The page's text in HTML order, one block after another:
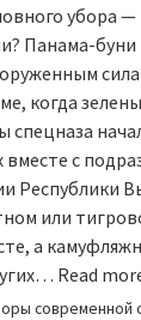
убора
Панама-
когда
спецназа
вместе с
Республики
или
а
Read
современной